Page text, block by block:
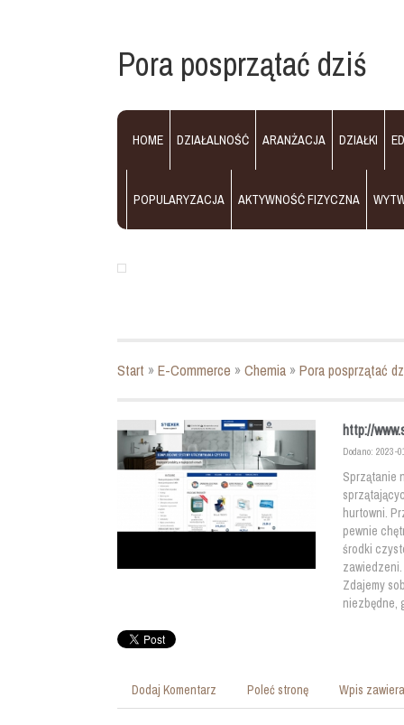
Pora posprzątać dziś
HOME DZIAŁALNOŚĆ ARANŻACJA DZIAŁKI
POPULARYZACJA AKTYWNOŚĆ FIZYCZNA
Start »E-Commerce »Chemia »Pora posprzątać
http://
Dodano: 2023-
Sprzątanie
hurtowni.
pewnie
środki
Zdajemy
niezbędne,
Dodaj Komentarz Poleć stronę Wpis